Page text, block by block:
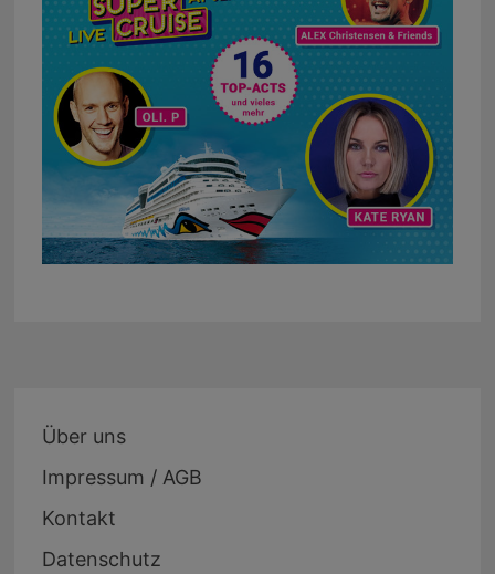
Über uns
Impressum / AGB
Kontakt
Datenschutz